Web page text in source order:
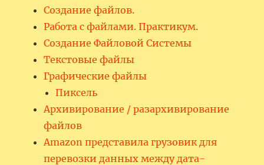
Создание файлов.
Работа с файлами. Практикум.
Создание Файловой Системы
Текстовые файлы
Графические файлы
Пиксель
Архивирование / разархивирование
файлов
Amazon представила грузовик для
перевозки данных между дата-